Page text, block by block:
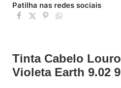
Patilha nas redes sociais
Tinta Cabelo
Violeta Earth 9.02